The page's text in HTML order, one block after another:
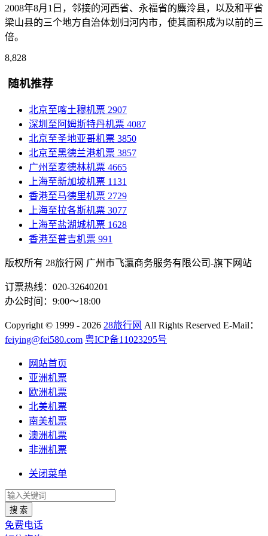
2008年8月1日，邻接的河西省、永福省的麋泠县，以及和平省
梁山县的三个地方自治体划归河内市，使其面积成为以前的三
倍。
8,828
随机推荐
北京至喀土穆机票 2907
深圳至阿姆斯特丹机票 4087
北京至圣地亚哥机票 3850
北京至黑德兰港机票 3857
广州至麦德林机票 4665
上海至新加坡机票 1131
香港至马德里机票 2729
上海至拉各斯机票 3077
上海至盐湖城机票 1628
香港至普吉机票 991
版权所有 28旅行网 广州市飞瀛商务服务有限公司-旗下网站
订票热线：020-32640201
办公时间：9:00～18:00
Copyright © 1999 - 2026 28旅行网 All Rights Reserved E-Mail：
feiying@fei580.com 粤ICP备11023295号
网站首页
亚洲机票
欧洲机票
北美机票
南美机票
澳洲机票
非洲机票
关闭菜单
搜 索
免费电话